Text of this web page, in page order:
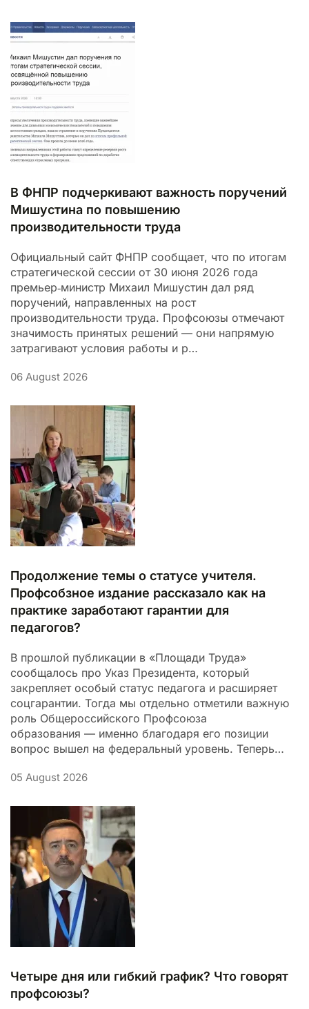
В ФНПР подчеркивают важность поручений
Мишустина по повышению
производительности труда
Официальный сайт ФНПР сообщает, что по итогам
стратегической сессии от 30 июня 2026 года
премьер‑министр Михаил Мишустин дал ряд
поручений, направленных на рост
производительности труда. Профсоюзы отмечают
значимость принятых решений — они напрямую
затрагивают условия работы и р…
06 August 2026
Продолжение темы о статусе учителя.
Профсобзное издание рассказало как на
практике заработают гарантии для
педагогов?
В прошлой публикации в «Площади Труда»
сообщалось про Указ Президента, который
закрепляет особый статус педагога и расширяет
соцгарантии. Тогда мы отдельно отметили важную
роль Общероссийского Профсоюза
образования — именно благодаря его позиции
вопрос вышел на федеральный уровень. Теперь…
05 August 2026
Четыре дня или гибкий график? Что говорят
профсоюзы?